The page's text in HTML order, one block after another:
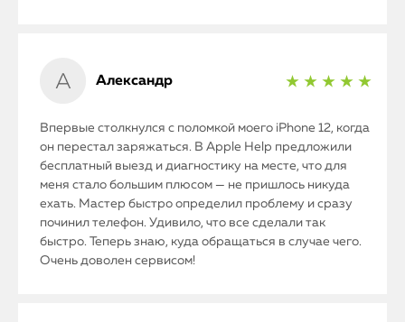
Александр ★ ★ ★ ★ ★
Впервые столкнулся с поломкой моего iPhone 12, когда
он перестал заряжаться. В Apple Help предложили
бесплатный выезд и диагностику на месте, что для
меня стало большим плюсом — не пришлось никуда
ехать. Мастер быстро определил проблему и сразу
починил телефон. Удивило, что все сделали так
быстро. Теперь знаю, куда обращаться в случае чего.
Очень доволен сервисом!